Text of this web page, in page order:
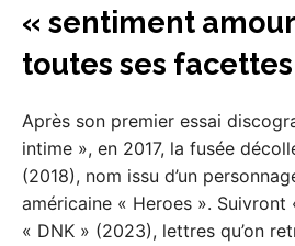
« sentiment
toutes ses
Après son premier essai
intime », en 2017, la fusée
(2018), nom issu d’un
américaine « Heroes ».
« DNK » (2023), lettres qu’on